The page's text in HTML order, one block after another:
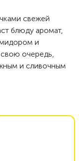
свежей
блюду аромат,
и
очередь,
и сливочным